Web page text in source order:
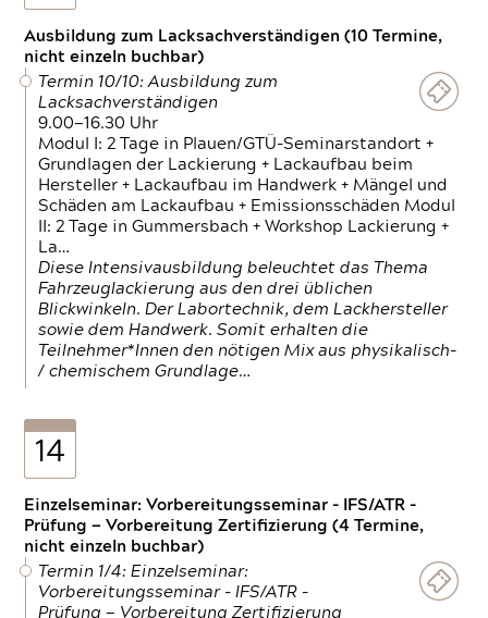
Ausbildung zum Lacksachverständigen (10 Termine,
nicht einzeln buchbar)
Termin 10/10: Ausbildung zum
Lacksachverständigen
9.00—16.30 Uhr
Modul I: 2 Tage in Plauen/GTÜ-Seminarstandort +
Grundlagen der Lackierung + Lackaufbau beim
Hersteller + Lackaufbau im Handwerk + Mängel und
Schäden am Lackaufbau + Emissionsschäden Modul
II: 2 Tage in Gummersbach + Workshop Lackierung +
La…
Diese Intensivausbildung beleuchtet das Thema
Fahrzeuglackierung aus den drei üblichen
Blickwinkeln. Der Labortechnik, dem Lackhersteller
sowie dem Handwerk. Somit erhalten die
Teilnehmer*Innen den nötigen Mix aus physikalisch-
/ chemischem Grundlage…
14
Einzelseminar: Vorbereitungsseminar - IFS/ATR -
Prüfung — Vorbereitung Zertifizierung (4 Termine,
nicht einzeln buchbar)
Termin 1/4: Einzelseminar:
Vorbereitungsseminar - IFS/ATR -
Prüfung — Vorbereitung Zertifizierung